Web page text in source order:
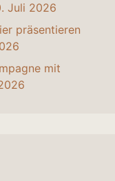
Juli 2026
präsentieren
mit